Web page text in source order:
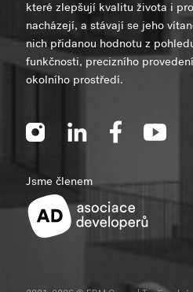
které zlepšují kvalitu života i
nacházejí, a stávají se jeho
nich přidanou hodnotu z
funkčnosti, precizního
okolního prostředí.
Jsme členem